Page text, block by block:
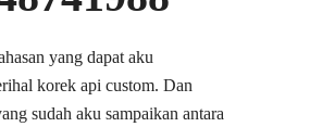
yang dapat aku
korek api custom. Dan
sudah aku sampaikan antara